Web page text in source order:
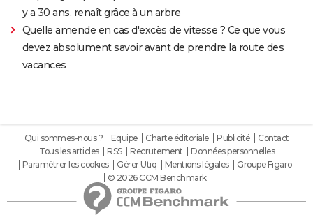
y a 30 ans, renaît grâce à un arbre
Quelle amende en cas d'excès de vitesse ? Ce que vous
devez absolument savoir avant de prendre la route des
vacances
Qui sommes-nous ? Equipe Charte éditoriale Publicité
Contact
Tous les articles
RSS Recrutement
Données personnelles
Paramétrer les cookies
Gérer Utiq Mentions légales
Groupe Figaro
© 2026 CCM Benchmark